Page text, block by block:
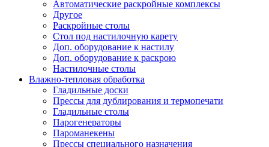
Автоматические раскройные комплексы
Другое
Раскройные столы
Стол под настилочную карету
Доп. оборудование к настилу
Доп. оборудование к раскрою
Настилочные столы
Влажно-тепловая обработка
Гладильные доски
Прессы для дублирования и термопечати
Гладильные столы
Парогенераторы
Пароманекены
Прессы специального назначения